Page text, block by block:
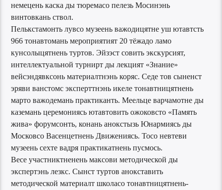
немецень каска ды тюремасо пелезь Мосинэнь
винтовкань ствол.
Пелькстамонть лувсо музеень важодицятне уш ютавтсть
966 тонавтомань мероприятият 20 тёжадо ламо
кунсолыцятнень туртов. Эйзэст совить экскурсият,
интеллектуальной турнирт ды лекцият «Знание»
вейсэндявксонь материалтнэнь коряс. Седе тов сыненст
эряви ванстомс эксперттнэнь икеле тонавтницятнень
марто важодемань практиканть. Меельце варчамотне ды
каземань церемониясь ютавтовить ожоковсто «Память
жива» форумсонть, конань анокстызь Юнармиясь ды
Московсо Васенцетнень Движениясь. Тосо невтеви
музеень сехте вадря практикатнень пусмось.
Весе участниктненень максови методической ды
экспертэнь лезкс. Сынст туртов анокставить
методической материалт школасо тонавтницятнень-